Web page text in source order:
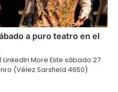
a puro teatro en el
More Este sábado 27
(Vélez Sarsfield 4650)